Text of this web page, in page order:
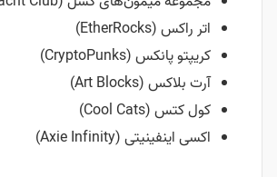
اتر راکس (EtherRocks)
کریپتو پانکس (CryptoPunks)
آرت بلاکس (Art Blocks)
کول کتس (Cool Cats)
اکسی اینفینیتی (Axie Infinity)